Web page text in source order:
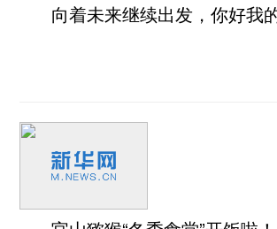
向着未来继续出发，你好我